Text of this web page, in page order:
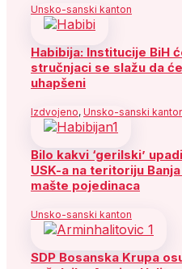
Unsko-sanski kanton
Habibija: Institucije BiH
stručnjaci se slažu da
uhapšeni
Izdvojeno, Unsko-sanski
Bilo kakvi ‘gerilski’
USK-a na teritoriju
mašte pojedinaca
Unsko-sanski kanton
SDP Bosanska Krupa